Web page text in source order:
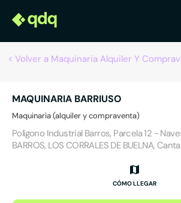
Volver a Maquinaria Alquiler Y
MAQUINARIA BARRIUSO
Maquinaria (alquiler y compraventa)
Polígono Industrial Barros, Parcela 12 -
BARROS, LOS CORRALES DE BUELNA,
CÓMO LLEGAR